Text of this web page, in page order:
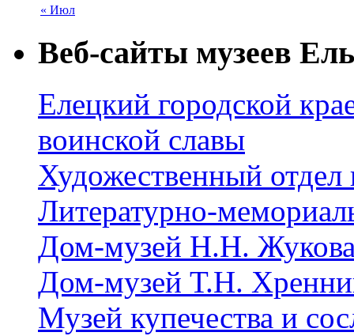
« Июл
Веб-сайты музеев
Елецкий городской
воинской славы
Художественный отдел
Литературно-
Дом-музей Н.Н.
Дом-музей Т.Н.
Музей купечества и